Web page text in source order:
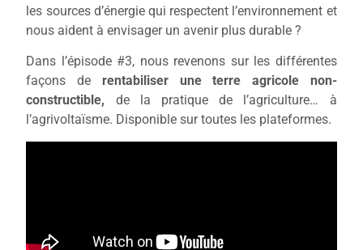
les sources d’énergie qui respectent l’environnement et
nous aident à envisager un avenir plus durable ?
Dans l’épisode #3, nous revenons sur les différentes
façons de rentabiliser une terre agricole non-
constructible, de la pratique de l’agriculture… à
l’agrivoltaïsme. Disponible sur toutes les plateformes.